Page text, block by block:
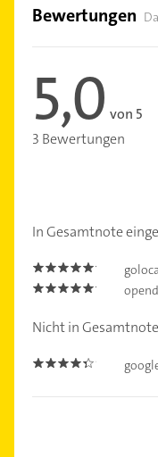
Bewertungen
5,0 von 5
3 Bewertungen
In Gesamtnote
5.0
5.0
Nicht in
4.3